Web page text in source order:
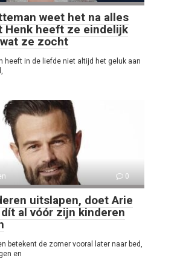
weet het na alles
Henk heeft ze eindelijk
ze zocht
heeft in de liefde niet altijd het geluk aan
0
uitslapen, doet Arie
al vóór zijn kinderen
betekent de zomer vooral later naar bed,
en